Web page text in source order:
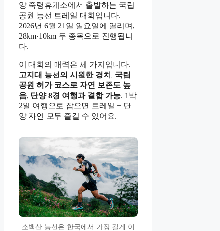
양 죽령휴게소에서 출발하는 국립
공원 능선 트레일 대회입니다.
2026년 6월 21일 일요일에 열리며,
28km·10km 두 종목으로 진행됩니
다.
이 대회의 매력은 세 가지입니다.
고지대 능선의 시원한 경치 , 국립
공원 허가 코스로 자연 보존도 높
음, 단양 8경 여행과 결합 가능. 1박
2일 여행으로 잡으면 트레일 + 단
양 자연 모두 즐길 수 있어요.
소백산 능선은 한국에서 가장 길게 이